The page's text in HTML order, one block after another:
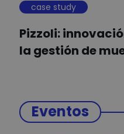
case study
Pizzoli:
la gestión de
Eventos